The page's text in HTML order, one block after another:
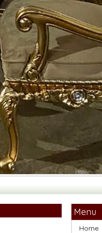
Menu
Home